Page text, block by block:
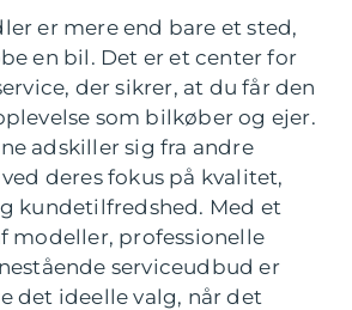
er mere end bare et sted,
en bil. Det er et center for
der sikrer, at du får den
som bilkøber og ejer.
adskiller sig fra andre
deres fokus på kvalitet,
kundetilfredshed. Med et
modeller, professionelle
serviceudbud er
det ideelle valg, når det